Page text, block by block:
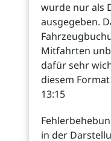
wurde nur als
ausgegeben.
Mitfahrten
dafür sehr
diesem
13:15
in der